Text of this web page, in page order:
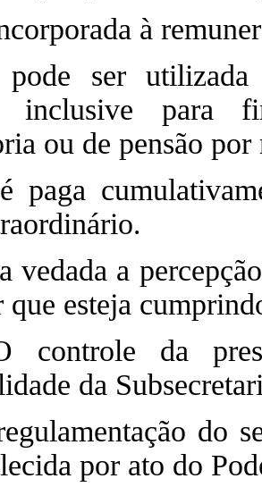
à
ser utilizada
inclusive para
ou de pensão por
vedada a
que esteja
controle da
da
do
por ato do